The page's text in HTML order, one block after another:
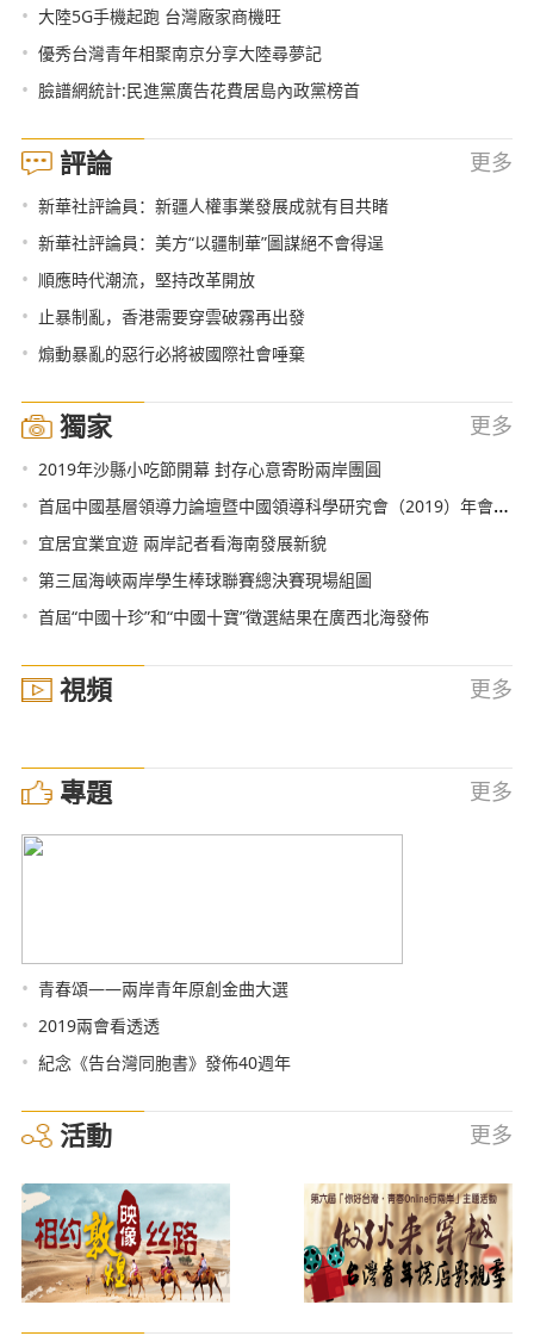
• 大陸5G手機起跑 台灣廠家商機旺
• 優秀台灣青年相聚南京分享大陸尋夢記
• 臉譜網統計:民進黨廣告花費居島內政黨榜首
評論 更多
• 新華社評論員：新疆人權事業發展成就有目共睹
• 新華社評論員：美方“以疆制華”圖謀絕不會得逞
• 順應時代潮流，堅持改革開放
• 止暴制亂，香港需要穿雲破霧再出發
• 煽動暴亂的惡行必將被國際社會唾棄
獨家 更多
• 2019年沙縣小吃節開幕 封存心意寄盼兩岸團圓
• 首屆中國基層領導力論壇暨中國領導科學研究會（2019）年會在梅州市梅江區召開
• 宜居宜業宜遊 兩岸記者看海南發展新貌
• 第三屆海峽兩岸學生棒球聯賽總決賽現場組圖
• 首屆“中國十珍”和“中國十寶”徵選結果在廣西北海發佈
視頻 更多
專題 更多
• 青春頌——兩岸青年原創金曲大選
• 2019兩會看透透
• 紀念《告台灣同胞書》發佈40週年
活動 更多